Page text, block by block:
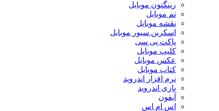
رینگتون موبایل
تم موبایل
نقشه موبایل
اسکرین سیور موبایل
پاکت پی سی
کلیپ موبایل
عکس موبایل
کتاب موبایل
نرم افزار اندروید
بازی اندروید
آیفون
اس ام اس